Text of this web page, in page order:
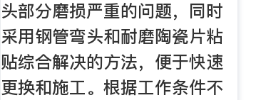
头部分磨损严重的问题，同时
采用钢管弯头和耐磨陶瓷片粘
贴综合解决的方法，便于快速
更换和施工。根据工作条件不